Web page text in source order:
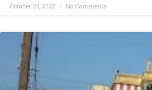
October 25, 2022 No Comments